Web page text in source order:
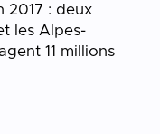
2017 : deux
les Alpes-
11 millions